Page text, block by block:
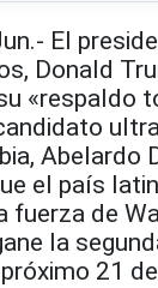
El
Donald
«respaldo
Abelardo
el país
fuerza de
la
21